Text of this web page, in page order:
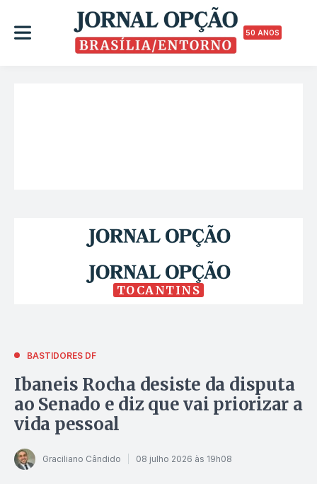
50 ANOS
TOCANTINS
BASTIDORES DF
Ibaneis Rocha desiste da disputa
ao Senado e diz que vai priorizar a
vida pessoal
Graciliano Cândido 08 julho 2026 às 19h08